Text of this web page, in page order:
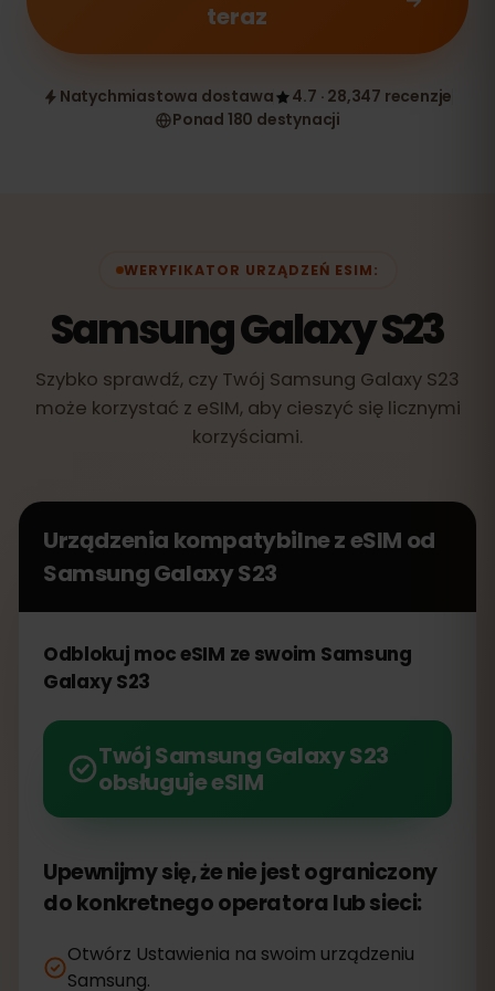
teraz
Natychmiastowa dostawa
4.7 · 28,347 recenzje
Ponad 180 destynacji
WERYFIKATOR URZĄDZEŃ ESIM:
Samsung Galaxy S23
Szybko sprawdź, czy Twój Samsung Galaxy S23
może korzystać z eSIM, aby cieszyć się licznymi
korzyściami.
Urządzenia kompatybilne z eSIM od
Samsung Galaxy S23
Odblokuj moc eSIM ze swoim Samsung
Galaxy S23
Twój Samsung Galaxy S23
obsługuje eSIM
Upewnijmy się, że nie jest ograniczony
do konkretnego operatora lub sieci:
Otwórz Ustawienia na swoim urządzeniu
Samsung.